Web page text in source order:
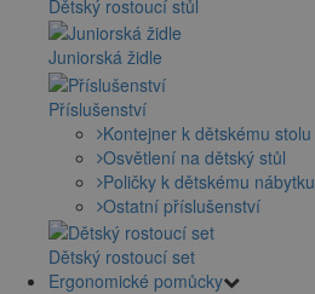
Dětský rostoucí stůl
Juniorská židle
Příslušenství
Kontejner k dětskému stolu
Osvětlení na dětský stůl
Poličky k dětskému nábytku
Ostatní příslušenství
Dětský rostoucí set
Ergonomické pomůcky